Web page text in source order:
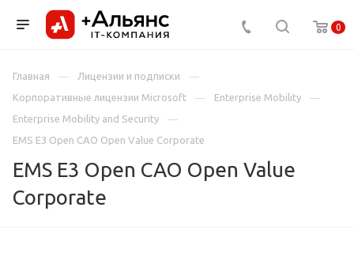
0
Главная
Лицензии и подписки
Корпоративные лицензии Microsoft
Enterprise Mobility
Enterprise Mobility and Security
EMS E3 Open CAO Open Value Corporate
EMS E3 Open CAO Open Value
Corporate